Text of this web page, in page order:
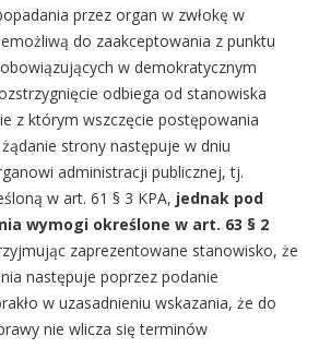
przez organ w zwłokę w
do zaakceptowania z punktu
w demokratycznym
odbiega od stanowiska
z którym wszczęcie postępowania
strony następuje w dniu
administracji publicznej, tj.
w art. 61 § 3 KPA, jednak pod
wymogi określone w art. 63 § 2
zaprezentowane stanowisko, że
następuje poprzez podanie
w uzasadnieniu wskazania, że do
nie wlicza się terminów